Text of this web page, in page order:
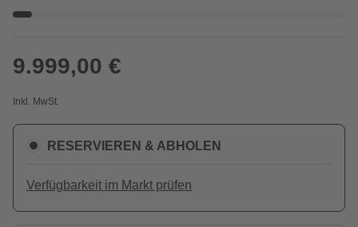
9.999,00 €
Inkl. MwSt.
RESERVIEREN & ABHOLEN
Verfügbarkeit im Markt prüfen